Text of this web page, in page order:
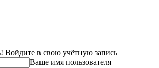
Войдите в свою учётную запись
Ваше имя пользователя